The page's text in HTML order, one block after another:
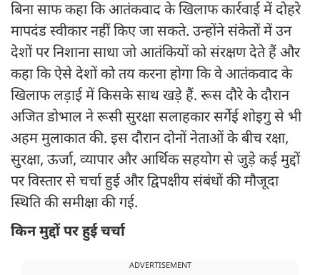
बिना साफ कहा कि आतंकवाद के खिलाफ कार्रवाई में दोहरे
मापदंड स्वीकार नहीं किए जा सकते. उन्होंने संकेतों में उन
देशों पर निशाना साधा जो आतंकियों को संरक्षण देते हैं और
कहा कि ऐसे देशों को तय करना होगा कि वे आतंकवाद के
खिलाफ लड़ाई में किसके साथ खड़े हैं. रूस दौरे के दौरान
अजित डोभाल ने रूसी सुरक्षा सलाहकार सर्गेई शोइगु से भी
अहम मुलाकात की. इस दौरान दोनों नेताओं के बीच रक्षा,
सुरक्षा, ऊर्जा, व्यापार और आर्थिक सहयोग से जुड़े कई मुद्दों
पर विस्तार से चर्चा हुई और द्विपक्षीय संबंधों की मौजूदा
स्थिति की समीक्षा की गई.
किन मुद्दों पर हुई चर्चा
ADVERTISEMENT